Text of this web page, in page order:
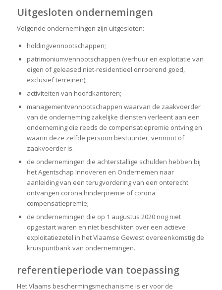
Uitgesloten ondernemingen
Volgende ondernemingen zijn uitgesloten:
holdingvennootschappen;
patrimoniumvennootschappen (verhuur en exploitatie van
eigen of geleased niet-residentieel onroerend goed,
exclusief terreinen);
activiteiten van hoofdkantoren;
managementvennootschappen waarvan de zaakvoerder
van de onderneming zakelijke diensten verleent aan een
onderneming die reeds de compensatiepremie ontving en
waarin deze zelfde persoon bestuurder, vennoot of
zaakvoerder is.
de ondernemingen die achterstallige schulden hebben bij
het Agentschap Innoveren en Ondernemen naar
aanleiding van een terugvordering van een onterecht
ontvangen corona hinderpremie of corona
compensatiepremie;
de ondernemingen die op 1 augustus 2020 nog niet
opgestart waren en niet beschikten over een actieve
exploitatiezetel in het Vlaamse Gewest overeenkomstig de
kruispuntbank van ondernemingen.
referentieperiode van toepassing
Het Vlaams beschermingsmechanisme is er voor de